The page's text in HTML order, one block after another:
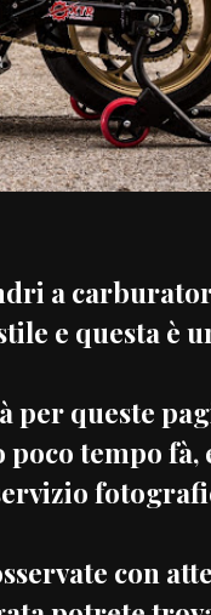
a
e questa è
per queste
tempo fà,
con